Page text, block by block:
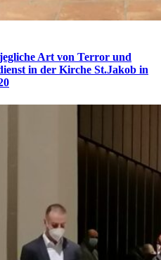
Art von Terror und
in der Kirche St.Jakob in